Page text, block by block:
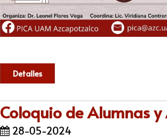
Detalles
Coloquio de Alumnas
28-05-2024